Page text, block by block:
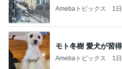
Amebaトピックス 1
モト冬樹 愛犬が習
Amebaトピックス 1